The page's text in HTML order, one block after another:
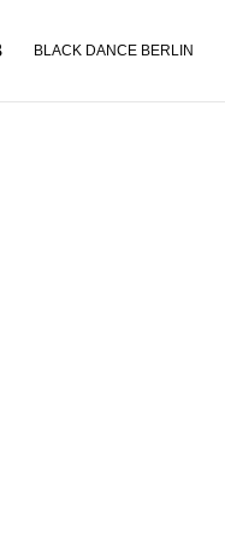
BLACK DANCE BERLIN